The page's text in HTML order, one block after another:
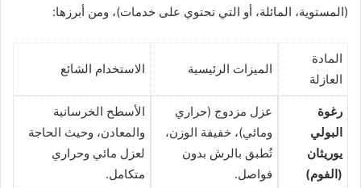
(المستوية، المائلة، أو التي تحتوي على خدمات)، ومن أبرزها:
المادة
العازلة
الميزات الرئيسية الاستخدام الشائع
رغوة
البولي
يوريثان
(الفوم)
عزل مزدوج (حراري
ومائي)، خفيفة الوزن،
تُطبق بالرش بدون
فواصل.
الأسطح الخرسانية
والمعادن، وحيث الحاجة
لعزل مائي وحراري
متكامل.